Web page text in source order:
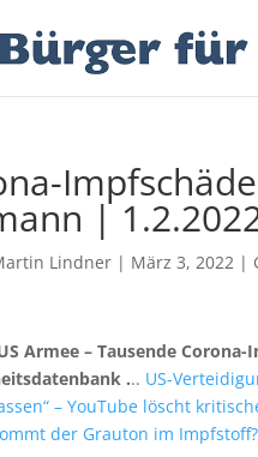
|
Lindner | März 3, 2022 |
Armee – Tausende
... US-
– YouTube löscht
der Grauton im